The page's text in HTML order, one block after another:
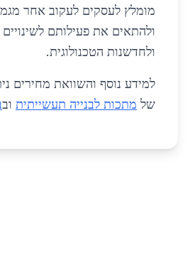
מומלץ לעסקים לעקוב אחר
ולהתאים את פעילותם לשינויים
ולחדשנות הטכנולוגית.
למידע נוסף והשוואת מחירים
של מתכות לבנייה תעשייתית וב